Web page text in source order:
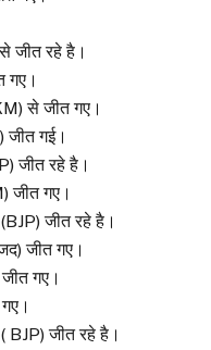
जीत रहे है।
गए।
से जीत गए।
जीत गई।
जीत रहे है।
जीत गए।
(BJP) जीत रहे है।
जीत गए।
गए।
BJP) जीत रहे है।